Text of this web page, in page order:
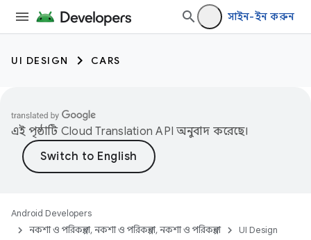
সাইন-ইন করুন
UI DESIGN CARS
এই পৃষ্ঠাটি Cloud Translation API অনুবাদ করেছে।
Android Developers
নকশা ও পরিকল্পনা, নকশা ও পরিকল্পনা, নকশা ও পরিকল্পনা
UI Design